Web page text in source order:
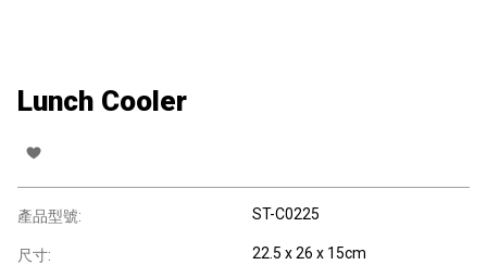
Lunch Cooler
產品型號: ST-C0225
尺寸: 22.5 x 26 x 15cm